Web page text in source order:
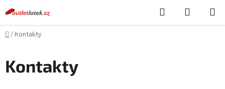
na
obsah
Hledat
KOŠÍK
Domů
/Kontakty
Kontakty